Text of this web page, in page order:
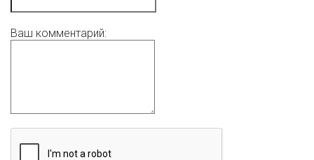
Ваш комментарий: